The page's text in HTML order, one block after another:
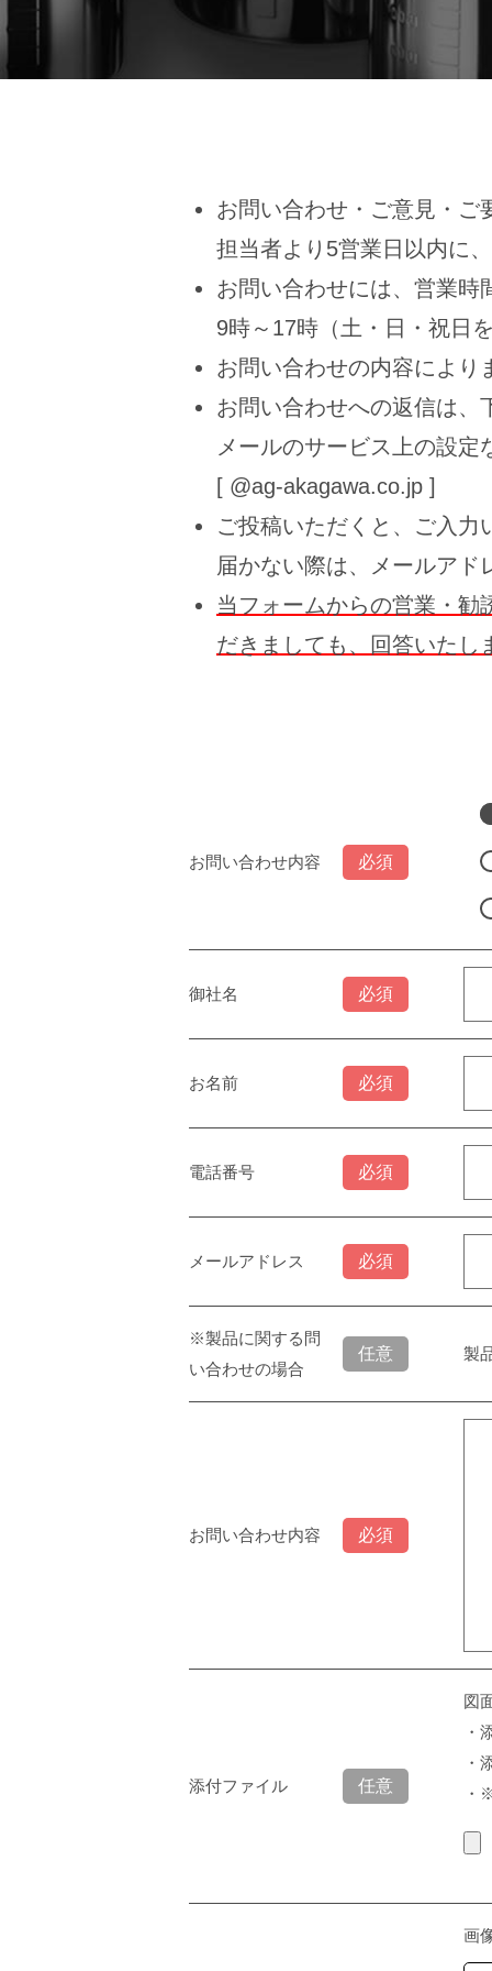
お問い合わせ・ご意見・ご
担当者より5営業日以内に
お問い合わせには、営業時
9時～17時（土・日・祝日
お問い合わせの内容により
お問い合わせへの返信は、
メールのサービス上の設
[ @ag-akagawa.co.jp ]
ご投稿いただくと、ご入力
届かない際は、メールアド
当フォームからの営業・勧
だきましても、回答いたし
お問い合わせ内容
御社名
お名前
電話番号
メールアドレス
※製品に関する問
い合わせの場合
製
お問い合わせ内容
添付ファイル
図
・
・
・
画